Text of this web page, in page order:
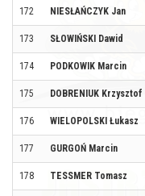
172 NIESŁAŃCZYK Jan
173 SŁOWIŃSKI Dawid
174 PODKOWIK Marcin
175 DOBRENIUK Krzysztof
176 WIELOPOLSKI Łukasz
177 GURGOŃ Marcin
178 TESSMER Tomasz